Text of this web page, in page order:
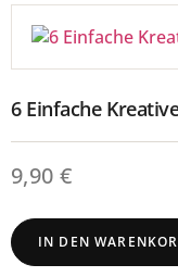
6 Einfache
9,90 €
IN DEN